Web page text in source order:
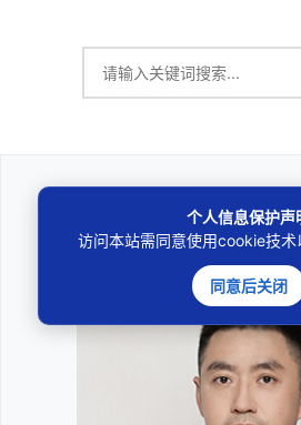
法律咨询
————受人之托、忠
个人信息保护声
访问本站需同意使用cookie技术
同意后关闭